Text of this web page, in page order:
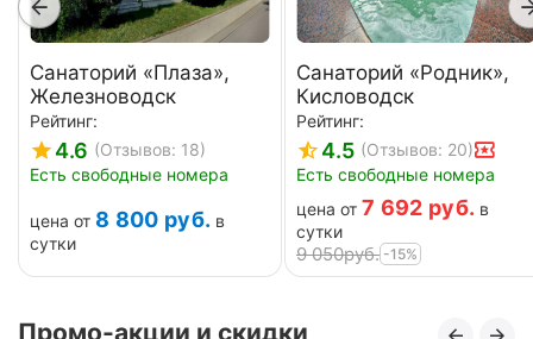
Санаторий «Плаза»,
Железноводск
Рейтинг:
4.6 (Отзывов: 18)
Есть свободные номера
цена от 8 800 руб. в
сутки
Санаторий «Родник»,
Кисловодск
Рейтинг:
4.5 (Отзывов: 20)
Есть свободные номера
цена от 7 692 руб. в
сутки
9 050руб. -15%
Промо-акции и скидки